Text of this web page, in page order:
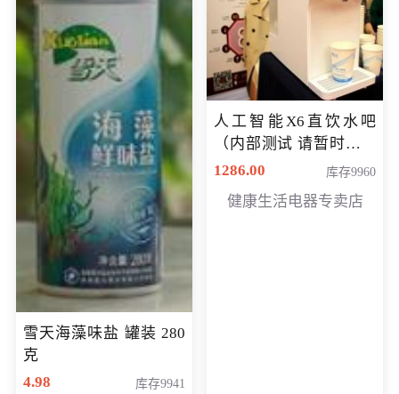
雪天海藻味盐 罐装 280
克
4.98
库存9941
人工智能X6直饮水吧
（内部测试 请暂时不要
购买）
1286.00 库存9960
健康生活电器专卖店